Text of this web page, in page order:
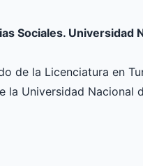
Sociales. Universidad
de la Licenciatura en
la Universidad Nacional